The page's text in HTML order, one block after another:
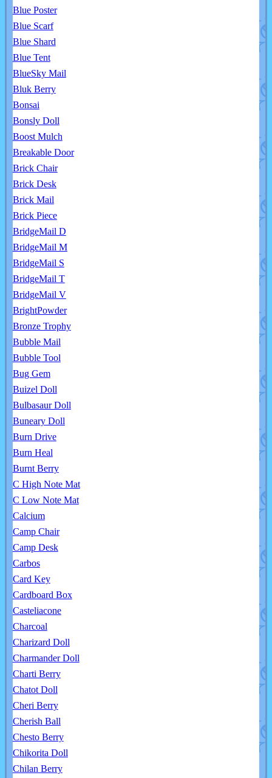
Blue Poster
Blue Scarf
Blue Shard
Blue Tent
BlueSky Mail
Bluk Berry
Bonsai
Bonsly Doll
Boost Mulch
Breakable Door
Brick Chair
Brick Desk
Brick Mail
Brick Piece
BridgeMail D
BridgeMail M
BridgeMail S
BridgeMail T
BridgeMail V
BrightPowder
Bronze Trophy
Bubble Mail
Bubble Tool
Bug Gem
Buizel Doll
Bulbasaur Doll
Buneary Doll
Burn Drive
Burn Heal
Burnt Berry
C High Note Mat
C Low Note Mat
Calcium
Camp Chair
Camp Desk
Carbos
Card Key
Cardboard Box
Casteliacone
Charcoal
Charizard Doll
Charmander Doll
Charti Berry
Chatot Doll
Cheri Berry
Cherish Ball
Chesto Berry
Chikorita Doll
Chilan Berry